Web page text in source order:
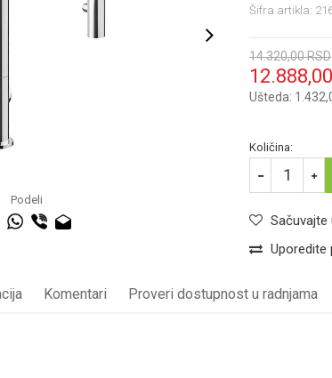
Podeli
Šifra artikla:
14.320,00RSD
12.888,00
Ušteda:
Količina:
Sačuvajte
Uporedite
Komentari Proveri dostupnost u radnjama